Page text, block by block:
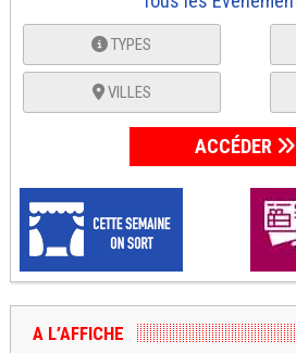
TYPES
VILLES
ACCÉDER
A L’AFFICHE